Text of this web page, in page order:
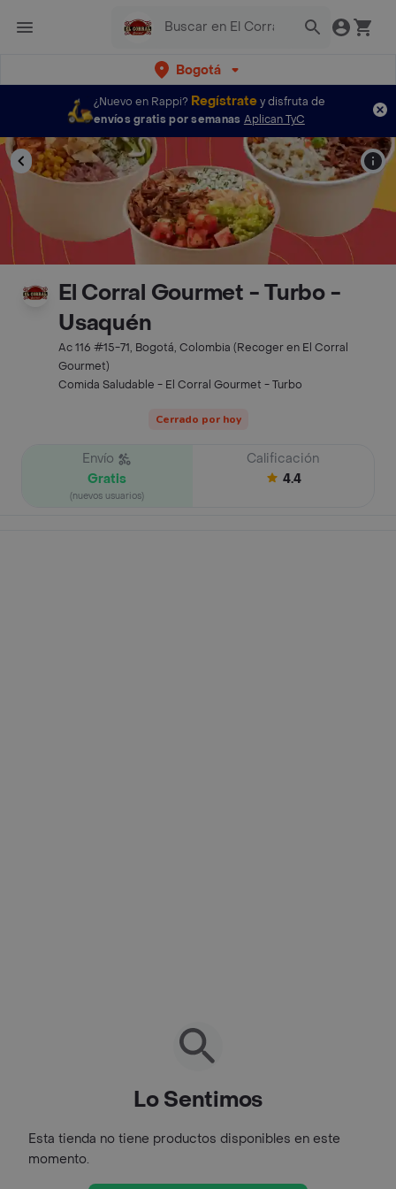
Bogotá
¿Nuevo en Rappi? Regístratey disfruta de
envíos gratis por semanas Aplican TyC
El Corral Gourmet - Turbo -
Usaquén
Ac 116 #15-71, Bogotá, Colombia (Recoger en El Corral
Gourmet)
Comida Saludable - El Corral Gourmet - Turbo
Cerrado por hoy
Envío
Gratis
(nuevos usuarios)
Calificación
4.4
Lo Sentimos
Esta tienda no tiene productos disponibles en este
momento.